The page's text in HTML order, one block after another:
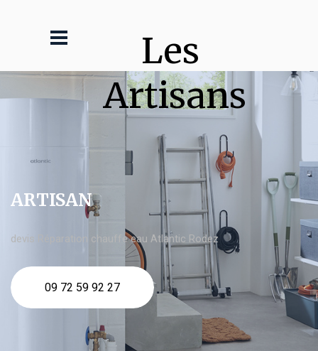
Les
Artisans
ARTISAN
devis Réparation chauffe eau Atlantic Rodez
09 72 59 92 27